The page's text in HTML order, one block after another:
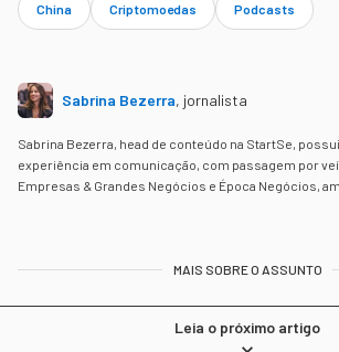
China Criptomoedas Podcasts
Sabrina Bezerra, jornalista
Sabrina Bezerra, head de conteúdo na StartSe,
experiência em comunicação, com passagem por
Empresas & Grandes Negócios e Época Negócios,
MAIS SOBRE O ASSUNTO
Leia o próximo artigo